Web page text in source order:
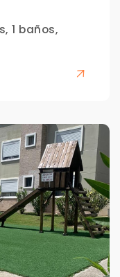
1 baños,